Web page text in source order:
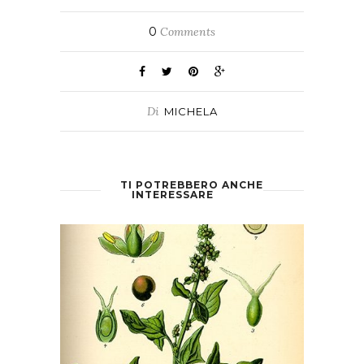
0 Comments
Di MICHELA
TI POTREBBERO ANCHE
INTERESSARE